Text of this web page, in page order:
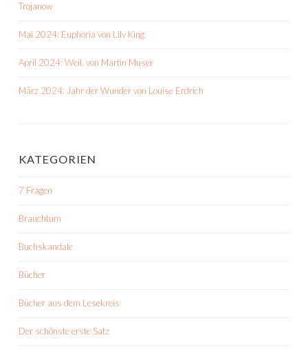
Trojanow
Mai 2024: Euphoria von Lily King
April 2024: Weil. von Martin Muser
März 2024: Jahr der Wunder von Louise Erdrich
KATEGORIEN
7 Fragen
Brauchtum
Buchskandale
Bücher
Bücher aus dem Lesekreis
Der schönste erste Satz